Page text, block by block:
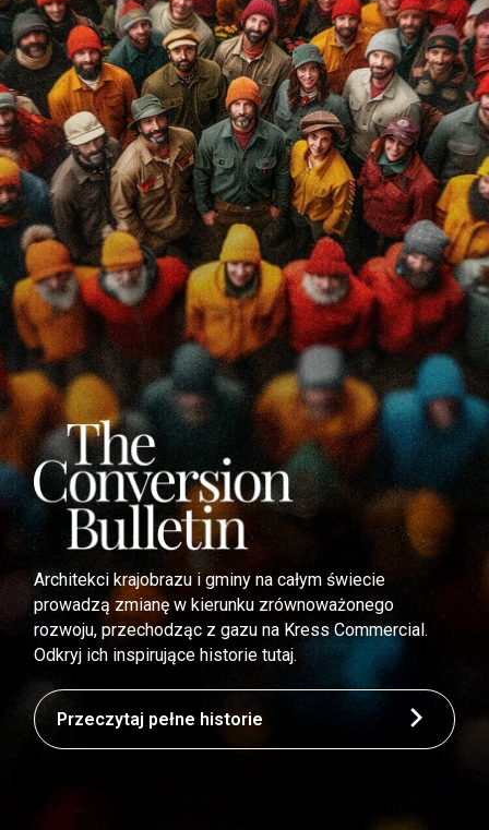
Architekci krajobrazu i gminy na całym świecie
prowadzą zmianę w kierunku zrównoważonego
rozwoju, przechodząc z gazu na Kress Commercial.
Odkryj ich inspirujące historie tutaj.
Przeczytaj pełne historie